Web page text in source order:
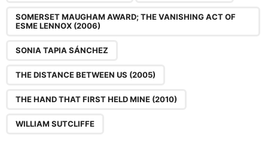
SOMERSET MAUGHAM AWARD; THE VANISHING ACT OF
ESME LENNOX (2006)
SONIA TAPIA SÁNCHEZ
THE DISTANCE BETWEEN US (2005)
THE HAND THAT FIRST HELD MINE (2010)
WILLIAM SUTCLIFFE